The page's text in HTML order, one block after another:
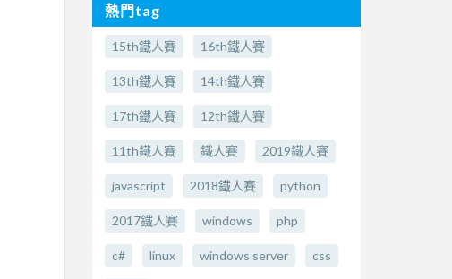
熱門tag
15th鐵人賽 16th鐵人賽
13th鐵人賽 14th鐵人賽
17th鐵人賽 12th鐵人賽
11th鐵人賽 鐵人賽 2019鐵人賽
javascript 2018鐵人賽 python
2017鐵人賽 windows php
c# linux windows server css